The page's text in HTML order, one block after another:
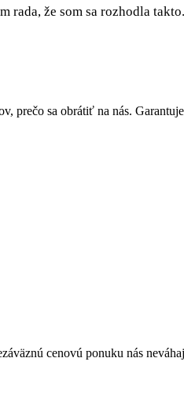
rada, že som sa rozhodla
prečo sa obrátiť na nás.
cenovú ponuku nás